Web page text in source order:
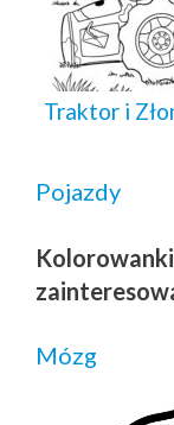
Traktor i
Pojazdy
Mózg